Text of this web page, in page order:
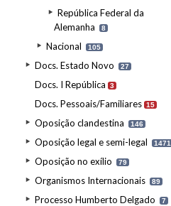
República Federal da
Alemanha
8
Nacional 105
Docs. Estado Novo 27
Docs. I República 3
Docs. Pessoais/Familiares 15
Oposição clandestina 146
Oposição legal e semi-legal 1471
Oposição no exílio 79
Organismos Internacionais 89
Processo Humberto Delgado 7